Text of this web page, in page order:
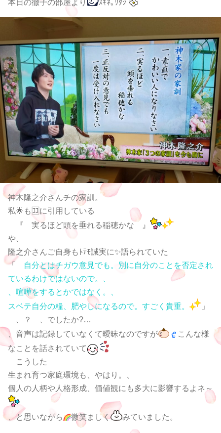
本日の徹子の部屋より
ｽｷﾈ｡ﾜﾀｼ
神木隆之介さんチの家訓。
私🌟も🈁に引用している
『 実るほど頭を垂れる稲穂かな 』
や、
隆之介さんご自身もﾄﾃﾓ誠実に✨語られていた
「
自分とはチガウ意見でも。別に自分のことを否定され
ているわけではないので。、
、喧嘩をするとかではなく。、
スベテ自分の糧、肥やしになるので。すごく貴重。
」
、？ 、でしたか?…
、音声は記録していなくて曖昧なのですが
こんな様
なことを話されていて
こうした
生まれ育つ家庭環境も、やはり。、
個人の人柄や人格形成、価値観にも多大に影響するよネ～
、と思いながら 微笑ましく みていました。